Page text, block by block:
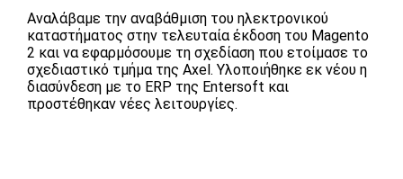
Αναλάβαμε την αναβάθμιση του ηλεκτρονικού
καταστήματος στην τελευταία έκδοση του Magento
2 και να εφαρμόσουμε τη σχεδίαση που ετοίμασε το
σχεδιαστικό τμήμα της Axel. Υλοποιήθηκε εκ νέου η
διασύνδεση με το ERP της Entersoft και
προστέθηκαν νέες λειτουργίες.